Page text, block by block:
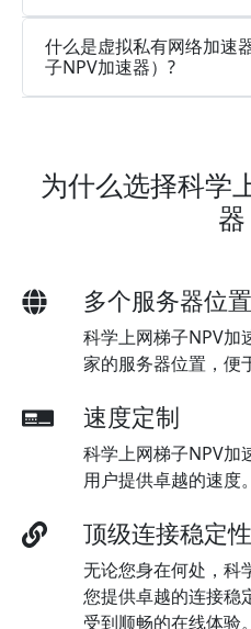
什么是虚拟私有网络加速
子NPV加速器）?
为什么选择科学
器
多个服务器位置
科学上网梯子NPV加
家的服务器位置，便
速度定制
科学上网梯子NPV加
用户提供卓越的速度。
顶级连接稳定性
无论您身在何处，科
您提供卓越的连接稳
受到顺畅的在线体验。